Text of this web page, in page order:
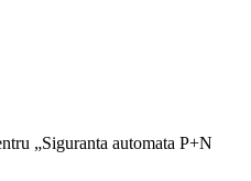
„Siguranta automata P+N